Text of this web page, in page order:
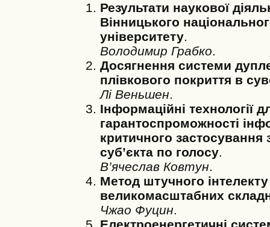
Результати наукової
Вінницького
університету.
Володимир Грабко.
Досягнення системи
плівкового покриття в
Лі Веньшен.
Інформаційні технології
гарантоспроможності
критичного застосування
суб’єкта по голосу.
В’ячеслав Ковтун.
Метод штучного
великомасштабних
Чжао Фуцин.